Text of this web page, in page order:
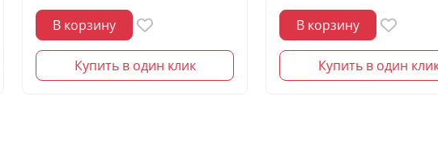
В корзину
Купить в один клик
В корзину
Купить в один